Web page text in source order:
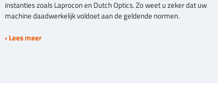
instanties zoals Laprocon en Dutch Optics. Zo weet u zeker dat uw
machine daadwerkelijk voldoet aan de geldende normen.
› Lees meer